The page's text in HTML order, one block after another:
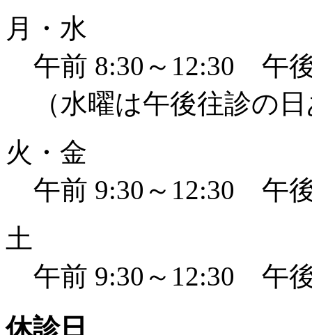
月・水
午前 8:30～12:30 午
（水曜は午後往診の
火・金
午前 9:30～12:30 午
土
午前 9:30～12:30 午
休診日